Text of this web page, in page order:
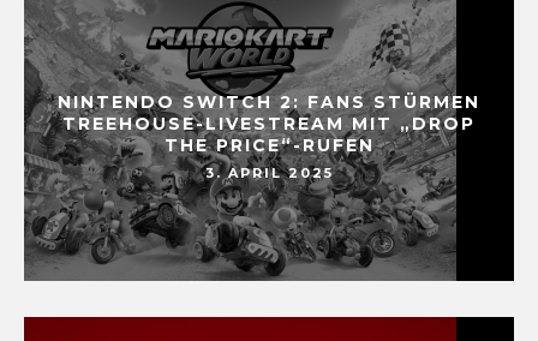
NINTENDO SWITCH 2: FANS STÜRMEN
TREEHOUSE-LIVESTREAM MIT „DROP
THE PRICE“-RUFEN
3. APRIL 2025